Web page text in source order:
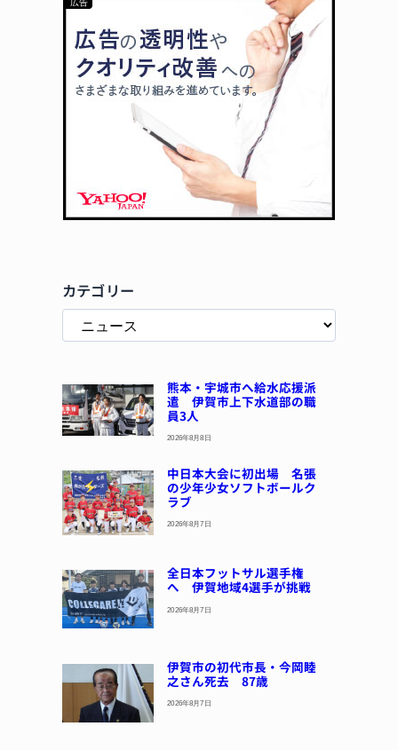
カテゴリー
熊本・宇城市へ給水応援派
遣 伊賀市上下水道部の職
員3人
2026年8月8日
中日本大会に初出場 名張
の少年少女ソフトボールク
ラブ
2026年8月7日
全日本フットサル選手権
へ 伊賀地域4選手が挑戦
2026年8月7日
伊賀市の初代市長・今岡睦
之さん死去 87歳
2026年8月7日